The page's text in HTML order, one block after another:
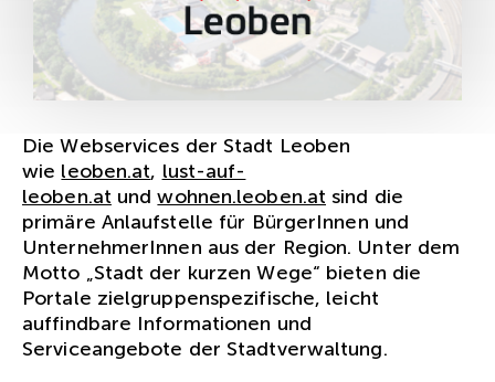
Die Webservices der Stadt Leoben
wie leoben.at, lust-auf-
leoben.at undwohnen.leoben.at sind die
primäre Anlaufstelle für BürgerInnen und
UnternehmerInnen aus der Region. Unter dem
Motto „Stadt der kurzen Wege“ bieten die
Portale zielgruppenspezifische, leicht
auffindbare Informationen und
Serviceangebote der Stadtverwaltung.